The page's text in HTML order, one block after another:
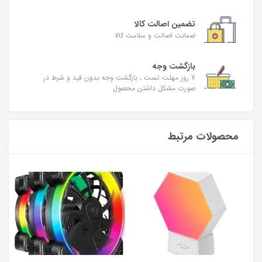
تضمین اصالت کالا
ضمانت اصالت و سلامت کالا
بازگشت وجه
7 روز مهلت تست ، بازگشت وجه بدون قید و شرط در
صورت مشکل داشتن محصول
محصولات مرتبط